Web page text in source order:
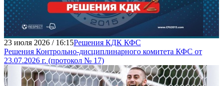
23 июля 2026 / 16:15Решения КДК КФС
Решения Контрольно-дисциплинарного комитета КФС от
23.07.2026 г. (протокол № 17)